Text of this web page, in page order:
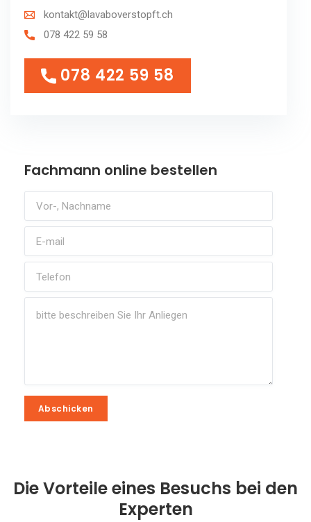
kontakt@lavaboverstopft.ch
078 422 59 58
078 422 59 58
078 422 59 58
Fachmann online bestellen
Abschicken
Abschicken
Die Vorteile eines Besuchs bei den
Experten